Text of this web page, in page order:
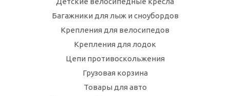
Багажники для лыж и сноубордов
Крепления для велосипедов
Крепления для лодок
Цепи противоскольжения
Грузовая корзина
Товары для авто